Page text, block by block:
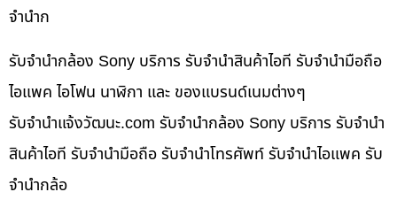
จำนำก
รับจำนำกล้อง Sony บริการ รับจำนำสินค้าไอที รับจำนำมือถือ
ไอแพค ไอโฟน นาฬิกา และ ของแบรนด์เนมต่างๆ
รับจํานําแจ้งวัฒนะ.com รับจำนำกล้อง Sony บริการ รับจำนำ
สินค้าไอที รับจำนำมือถือ รับจำนำโทรศัพท์ รับจำนำไอแพค รับ
จำนำกล้อ